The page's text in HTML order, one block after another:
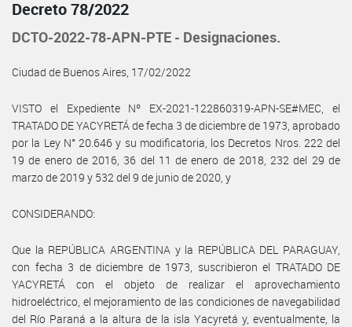
Decreto 78/2022
DCTO-2022-78-APN-PTE - Designaciones.
Ciudad de Buenos Aires, 17/02/2022
VISTO el Expediente Nº EX-2021-122860319-APN-SE#MEC, el
TRATADO DE YACYRETÁ de fecha 3 de diciembre de 1973, aprobado
por la Ley N° 20.646 y su modificatoria, los Decretos Nros. 222 del
19 de enero de 2016, 36 del 11 de enero de 2018, 232 del 29 de
marzo de 2019 y 532 del 9 de junio de 2020, y
CONSIDERANDO:
Que la REPÚBLICA ARGENTINA y la REPÚBLICA DEL PARAGUAY,
con fecha 3 de diciembre de 1973, suscribieron el TRATADO DE
YACYRETÁ con el objeto de realizar el aprovechamiento
hidroeléctrico, el mejoramiento de las condiciones de navegabilidad
del Río Paraná a la altura de la isla Yacyretá y, eventualmente, la